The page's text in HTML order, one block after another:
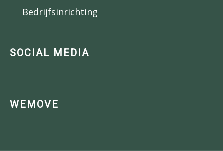
Bedrijfsinrichting
SOCIAL MEDIA
WEMOVE